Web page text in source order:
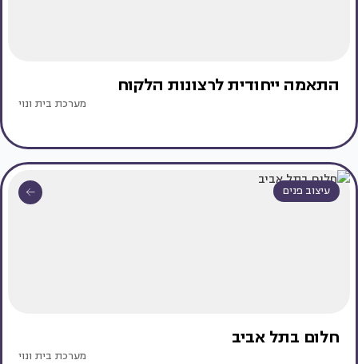
התאמה ייחודית לרצונות הלקוח
מערכת בית ונוי
עיצוב פנים
חלום בתל אביב
מערכת בית ונוי